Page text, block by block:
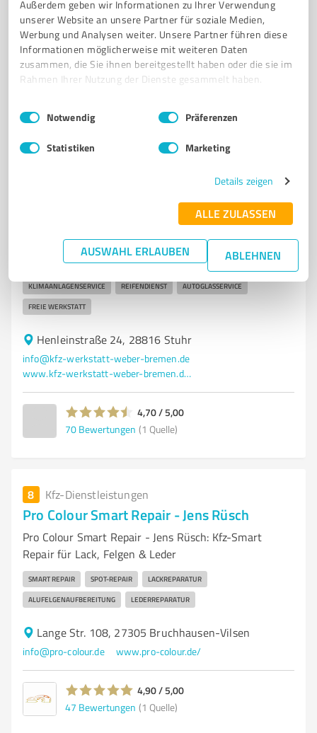
Außerdem geben wir Informationen zu Ihrer Verwendung
unserer Website an unsere Partner für soziale Medien,
Werbung und Analysen weiter. Unsere Partner führen diese
Informationen möglicherweise mit weiteren Daten
zusammen, die Sie ihnen bereitgestellt haben oder die sie im
Rahmen Ihrer Nutzung der Dienste gesammelt haben.
Impressum Datenschutzbestimmungen
Einwilligungsauswahl
Notwendig Präferenzen
Statistiken Marketing
Details zeigen
ALLE ZULASSEN
AUSWAHL ERLAUBEN ABLEHNEN
Holunderstraße 1A, 28816 Stuhr
info@apfeld-kfz.de apfeld-kfz.de/
4,80 / 5,00
KFZ-Meisterbetrieb Anton Weber & Sohn
KFZ-Werkstatt Anton Weber & Sohn - Ihr Partner für
KFZ-WERKSTATT BREMEN HAUPTUNTERSUCHUNG
ABGASUNTERSUCHUNG INSPEKTION REPARATUR
KLIMAANLAGENSERVICE REIFENDIENST AUTOGLASSERVICE
FREIE WERKSTATT
Henleinstraße 24, 28816 Stuhr
info@kfz-werkstatt-weber-bremen.de
www.kfz-werkstatt-weber-bremen.de/
4,70 / 5,00
70 Bewertungen (1 Quelle)
8 Kfz-Dienstleistungen
Pro Colour Smart Repair - Jens Rüsch
Pro Colour Smart Repair - Jens Rüsch: Kfz-Smart
Repair für Lack, Felgen & Leder
SMART REPAIR SPOT-REPAIR LACKREPARATUR
ALUFELGENAUFBEREITUNG LEDERREPARATUR
Lange Str. 108, 27305 Bruchhausen-Vilsen
info@pro-colour.de www.pro-colour.de/
4,90 / 5,00
47 Bewertungen (1 Quelle)